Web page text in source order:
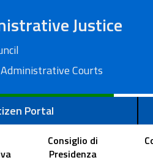
Justice
Courts
Portal
Consiglio di
Presidenza